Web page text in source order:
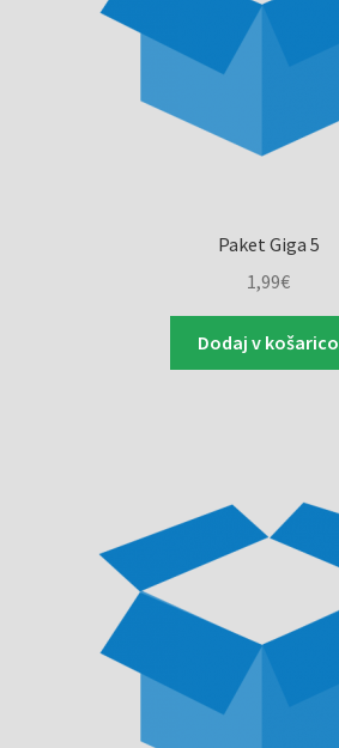
Paket Giga 5
1,99€
Dodaj v košarico